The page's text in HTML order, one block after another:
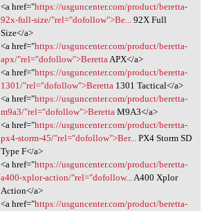
<a href="https://usguncenter.com/product/beretta-
92x-full-size/"rel="dofollow">Be...92X Full
Size</a>
<a href="https://usguncenter.com/product/beretta-
apx/"rel="dofollow">BerettaAPX</a>
<a href="https://usguncenter.com/product/beretta-
1301/"rel="dofollow">Beretta1301 Tactical</a>
<a href="https://usguncenter.com/product/beretta-
m9a3/"rel="dofollow">BerettaM9A3</a>
<a href="https://usguncenter.com/product/beretta-
px4-storm-45/"rel="dofollow">Ber...PX4 Storm SD
Type F</a>
<a href="https://usguncenter.com/product/beretta-
a400-xplor-action/"rel="dofollow...A400 Xplor
Action</a>
<a href="https://usguncenter.com/product/beretta-